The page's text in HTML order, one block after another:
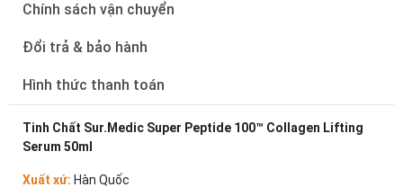
Chính sách vận chuyển
Đổi trả & bảo hành
Hình thức thanh toán
Tinh Chất Sur.Medic Super Peptide 100™ Collagen Lifting
Serum 50ml
Xuất xứ: Hàn Quốc